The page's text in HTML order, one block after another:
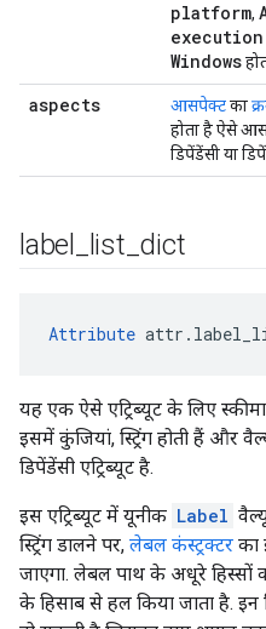
platform,
Windows
aspects आसपेक्टका
होता है ऐसे
डिपेंडेंसी या
label list dict
Attribute
यह एक ऐसे एट्रिब्यूट के लिए
इसमें कुंजियां, स्ट्रिंग होती हैं और
डिपेंडेंसी एट्रिब्यूट है.
इस एट्रिब्यूट में यूनीक Label
स्ट्रिंग डालने पर, लेबल कंस्ट्रक्टर का
जाएगा. लेबल पाथ के अधूरे हिस्सों
के हिसाब से हल किया जाता है. इन